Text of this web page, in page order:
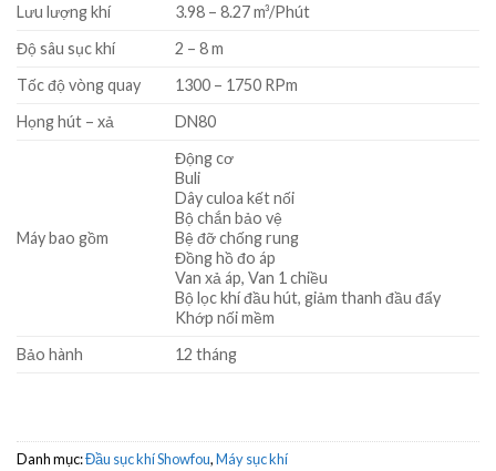
Lưu lượng khí
3.98 – 8.27 m³/Phút
Độ sâu sục khí
2 – 8 m
Tốc độ vòng quay
1300 – 1750 RPm
Họng hút – xả
DN80
Máy bao gồm
Động cơ
Buli
Dây culoa kết nối
Bộ chắn bảo vệ
Bệ đỡ chống rung
Đồng hồ đo áp
Van xả áp, Van 1 chiều
Bộ lọc khí đầu hút, giảm thanh đầu đẩy
Khớp nối mềm
Bảo hành
12 tháng
Danh mục:Đầu sục khí Showfou,Máy sục khí